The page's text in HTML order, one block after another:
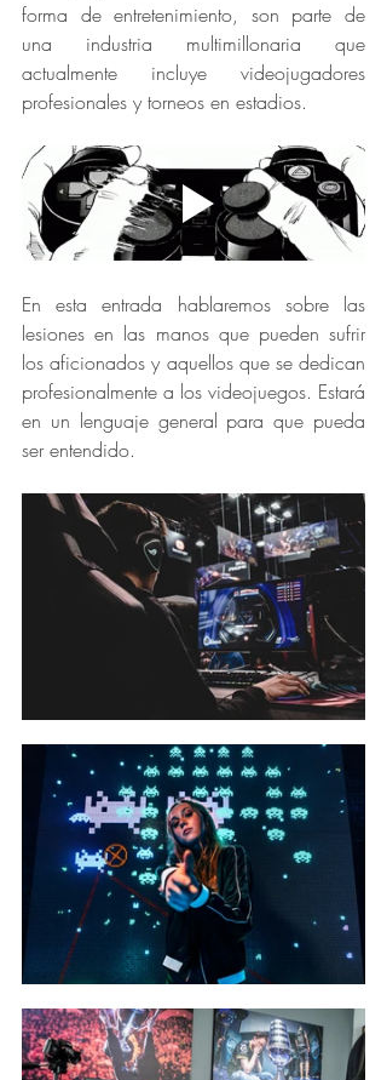
forma de entretenimiento, son parte de
una industria multimillonaria que
actualmente incluye videojugadores
profesionales y torneos en estadios.
En esta entrada hablaremos sobre las
lesiones en las manos que pueden sufrir
los aficionados y aquellos que se dedican
profesionalmente a los videojuegos. Estará
en un lenguaje general para que pueda
ser entendido.